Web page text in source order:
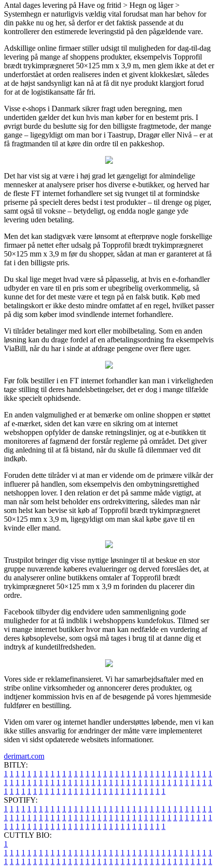
Antal dages levering på Have og fritid > Hegn og låger >
Systemhegn er naturligvis vældig vital forudsat man har behov for
din pakke nu og her, så derfor er det faktisk passende at du
kontrollerer den estimerede leveringstid på den pågældende vare.
Adskillige online firmaer stiller udsigt til muligheden for dag-til-dag
levering på mange af shoppens produkter, eksempelvis Topprofil
brædt trykimprægneret 50×125 mm x 3,9 m, men glem ikke at det er
underforstået at orden realiseres inden et givent klokkeslæt, således
at de højst sandsynligt kan nå at få dit nye produkt klargjort forud
for at de logistikansatte får fri.
Visse e-shops i Danmark sikrer fragt uden beregning, men
undertiden gælder det kun hvis man køber for en bestemt pris. I
øvrigt burde du beslutte sig for den billigste fragtmetode, der mange
gange – ligegyldigt om man bor i Taastrup, Dragør eller Nivå – er at
få fragtmanden til at køre din ordre til en pakkeshop.
Det har vist sig at være i høj grad let gængeligt for almindelige
mennesker at analysere priser hos diverse e-butikker, og herved har
de fleste FT internet forhandlere set sig tvunget til at formindske
priserne på specielt deres bedst i test produkter – til drenge og piger,
samt også til voksne – betydeligt, og endda nogle gange yde
levering uden betaling.
Men det kan stadigvæk være lønsomt at efterprøve nogle forskellige
firmaer på nettet efter udsalg på Topprofil brædt trykimprægneret
50×125 mm x 3,9 m før du shopper, sådan at man er garanteret at få
fat i den billigste pris.
Du skal lige meget hvad være så påpasselig, at hvis en e-forhandler
udbyder en vare til en pris som er ubegribelig overkommelig, så
kunne det for det meste være et tegn på en falsk butik. Køb med
betalingskort er ikke desto mindre omfattet af en regel, hvilket passer
på dig som køber imod svindlende internet forhandlere.
Vi tilråder betalinger med kort eller mobilbetaling. Som en anden
løsning kan du drage fordel af en afbetalingsordning fra eksempelvis
ViaBill, når du har i sinde at afdrage pengene over flere uger.
Før folk bestiller i en FT internet forhandler kan man i virkeligheden
tage stilling til deres handelsbetingelser, det er dog i mange tilfælde
ikke specielt ophidsende.
En anden valgmulighed er at bemærke om online shoppen er støttet
af e-mærket, siden det kan være en sikring om at internet
webshoppen opfylder de danske retningslinjer, og at e-butikken tit
monitoreres af fagmænd der forstår reglerne på området. Det giver
dig anledning til at få bistand, når du skulle få dilemmaer ved dit
indkøb.
Foruden dette tilråder vi at man er vidende om de primære vilkår der
influerer på handlen, som eksempelvis den ombytningsrettighed
netshoppen lover. I den relation er det på samme måde vigtigt, at
man når som helst beholder ens ordrekvittering, således man når
som helst kan bevise sit køb af Topprofil brædt trykimprægneret
50×125 mm x 3,9 m, ligegyldigt om man skal købe gave til en
kvinde eller mand.
Trustpilot bringer dig visse nyttige løsninger til at beskue en stor
gruppe nuværende køberes evalueringer og derved foreslåes det, at
du analyserer online butikkens omtaler af Topprofil brædt
trykimprægneret 50×125 mm x 3,9 m forinden du placerer din
ordre.
Facebook tilbyder dig endvidere uden sammenligning gode
muligheder for at få indblik i webshoppens kundefokus. Tilmed ser
vi mange internet butikker hvor man kan nedfælde en vurdering af
deres købsoplevelse, som også må tages i brug til at danne dig et
indtryk af kundetilfredsheden.
Vores side er reklamefinansieret. Vi har samarbejdsaftaler med en
stribe online virksomheder og annoncerer deres produkter, og
indtjener kommission hvis en af de besøgende på vores hjemmeside
fuldfører en bestilling.
Viden om varer og internet handler understøttes løbende, men vi kan
ikke stilles ansvarlig for ændringer der måtte være implementeret
siden vi sidst opdaterede websitets informationer.
derimart.com
BITLY:
1 1 1 1 1 1 1 1 1 1 1 1 1 1 1 1 1 1 1 1 1 1 1 1 1 1 1 1 1 1 1 1 1 1 1 1
1 1 1 1 1 1 1 1 1 1 1 1 1 1 1 1 1 1 1 1 1 1 1 1 1 1 1 1 1 1 1 1 1 1 1 1
1 1 1 1 1 1 1 1 1 1 1 1 1 1 1 1 1 1 1 1 1 1 1 1 1 1 1 1
SPOTIFY:
1 1 1 1 1 1 1 1 1 1 1 1 1 1 1 1 1 1 1 1 1 1 1 1 1 1 1 1 1 1 1 1 1 1 1 1
1 1 1 1 1 1 1 1 1 1 1 1 1 1 1 1 1 1 1 1 1 1 1 1 1 1 1 1 1 1 1 1 1 1 1 1
1 1 1 1 1 1 1 1 1 1 1 1 1 1 1 1 1 1 1 1 1 1 1 1 1 1 1 1
CUTTLY BIO:
1
1 1 1 1 1 1 1 1 1 1 1 1 1 1 1 1 1 1 1 1 1 1 1 1 1 1 1 1 1 1 1 1 1 1 1 1
1 1 1 1 1 1 1 1 1 1 1 1 1 1 1 1 1 1 1 1 1 1 1 1 1 1 1 1 1 1 1 1 1 1 1 1